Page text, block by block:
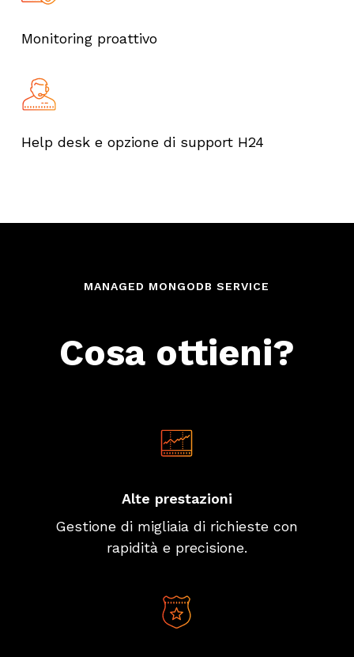
Monitoring proattivo
Help desk e opzione di support H24
MANAGED MONGODB SERVICE
Cosa ottieni?
Alte prestazioni
Gestione di migliaia di richieste con
rapidità e precisione.